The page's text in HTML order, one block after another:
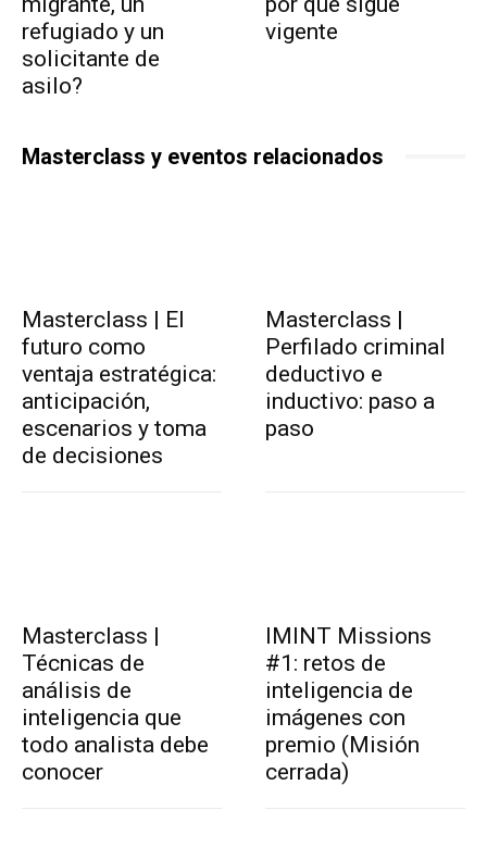
refugiado y un
solicitante de
asilo?
vigente
Masterclass y eventos relacionados
Masterclass | El
futuro como
ventaja estratégica:
anticipación,
escenarios y toma
de decisiones
Masterclass |
Perfilado criminal
deductivo e
inductivo: paso a
paso
Masterclass |
Técnicas de
análisis de
inteligencia que
todo analista debe
conocer
IMINT Missions
#1: retos de
inteligencia de
imágenes con
premio (Misión
cerrada)